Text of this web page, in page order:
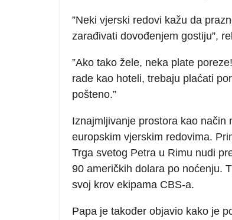
”Neki vjerski redovi kažu da
zarađivati dovođenjem gostiju”,
”Ako tako žele, neka plate
rade kao hoteli, trebaju plaćati
pošteno.”
Iznajmljivanje prostora kao način
europskim vjerskim redovima.
Trga svetog Petra u Rimu nudi
90 američkih dolara po noćenju.
svoj krov ekipama CBS-a.
Papa je također objavio kako je